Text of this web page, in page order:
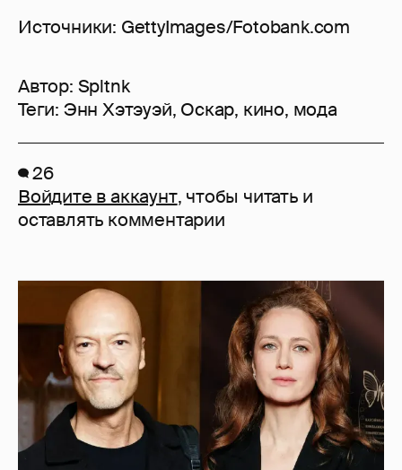
Источники: GettyImages/Fotobank.com
Автор: Spltnk
Теги: Энн Хэтэуэй, Оскар, кино, мода
26
Войдите в аккаунт, чтобы читать и
оставлять комментарии